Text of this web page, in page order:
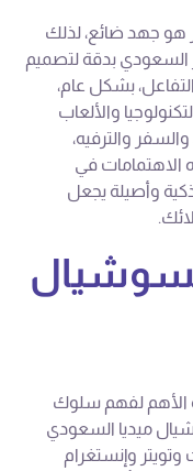
هو جهد ضائع، لذلك
بدقة لتصميم
بشكل عام،
والألعاب
والسفر والترفيه،
الاهتمامات في
وأصيلة يجعل
الأهم لفهم سلوك
ميديا السعودي
وإنستغرام